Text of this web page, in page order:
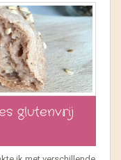
glutenvrij